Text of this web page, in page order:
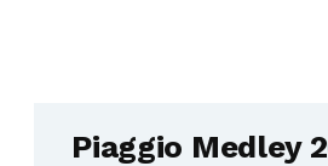
Piaggio Medley